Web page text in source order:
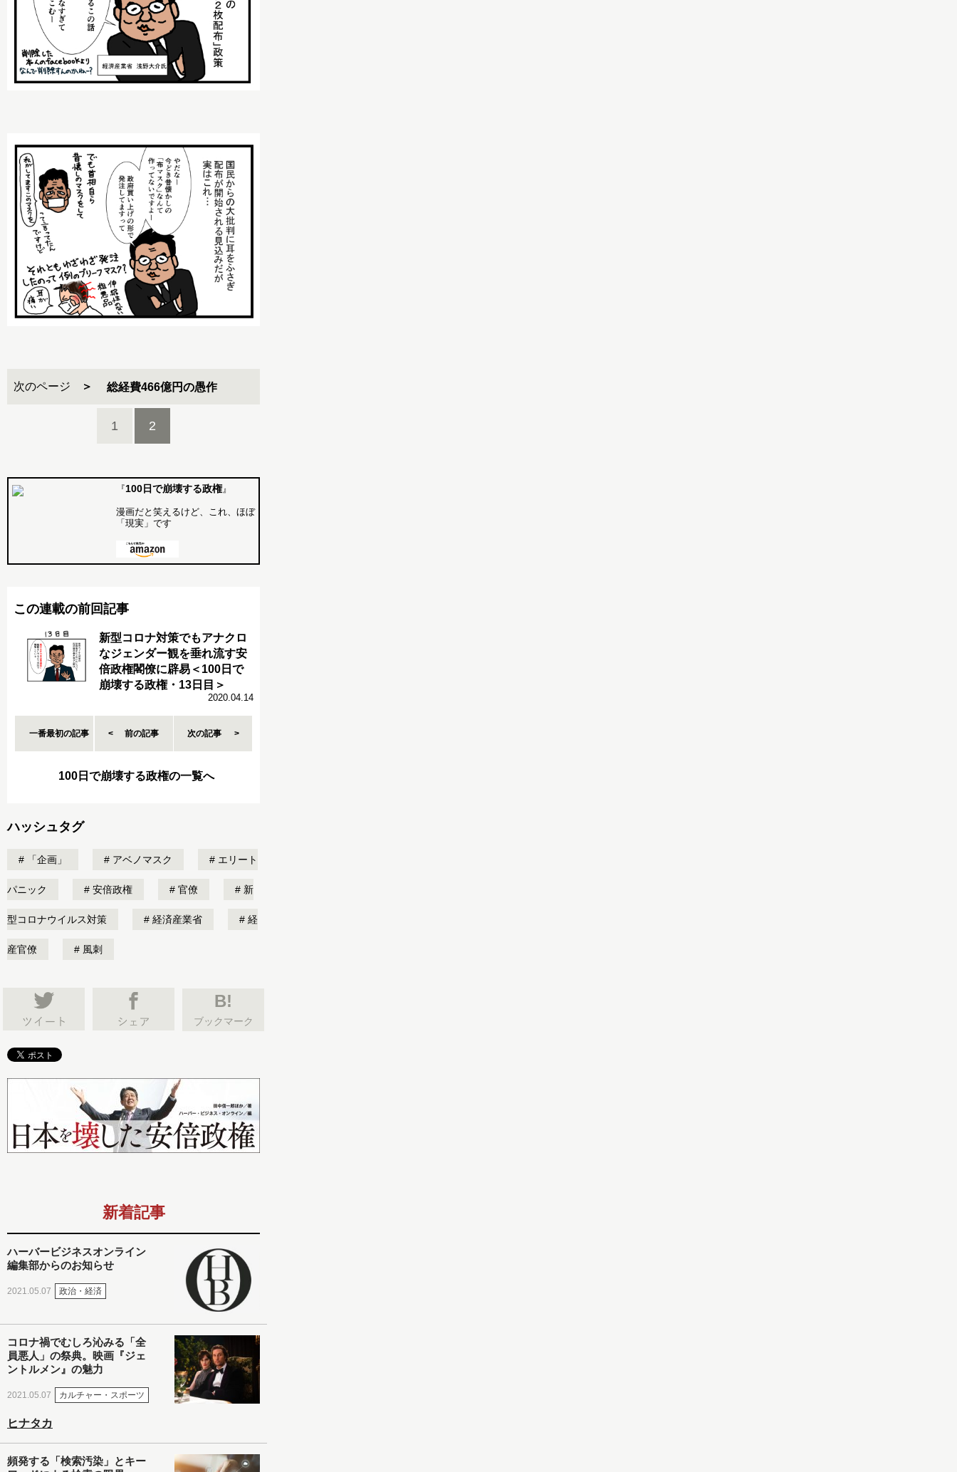
次のページ 総経費466億円の愚作
1 2
『100日で崩壊する政権』
漫画だと笑えるけど、これ、ほぼ
「現実」です
この連載の前回記事
新型コロナ対策でもアナクロ
なジェンダー観を垂れ流す安
倍政権閣僚に辟易＜100日で
崩壊する政権・13日目＞
2020.04.14
一番最初の記事 前の記事 次の記事
100日で崩壊する政権の一覧へ
ハッシュタグ
「企画」 アベノマスク エリート
パニック 安倍政権 官僚 新
型コロナウイルス対策 経済産業省 経
産官僚 風刺
B!
ブックマーク
新着記事
ハーバービジネスオンライン
編集部からのお知らせ
2021.05.07 政治・経済
コロナ禍でむしろ沁みる「全
員悪人」の祭典。映画『ジェ
ントルメン』の魅力
2021.05.07 カルチャー・スポーツ
ヒナタカ
頻発する「検索汚染」とキー